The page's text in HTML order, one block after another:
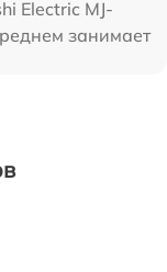
Electric MJ-
занимает